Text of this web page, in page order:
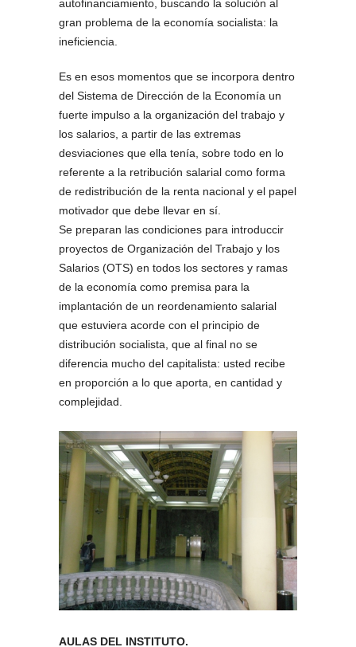
autofinanciamiento, buscando la solución al
gran problema de la economía socialista: la
ineficiencia.
Es en esos momentos que se incorpora dentro
del Sistema de Dirección de la Economía un
fuerte impulso a la organización del trabajo y
los salarios, a partir de las extremas
desviaciones que ella tenía, sobre todo en lo
referente a la retribución salarial como forma
de redistribución de la renta nacional y el papel
motivador que debe llevar en sí.
Se preparan las condiciones para introduccir
proyectos de Organización del Trabajo y los
Salarios (OTS) en todos los sectores y ramas
de la economía como premisa para la
implantación de un reordenamiento salarial
que estuviera acorde con el principio de
distribución socialista, que al final no se
diferencia mucho del capitalista: usted recibe
en proporción a lo que aporta, en cantidad y
complejidad.
AULAS DEL INSTITUTO.